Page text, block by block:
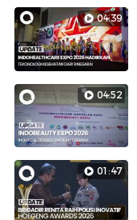
04:39
04:52
01:47